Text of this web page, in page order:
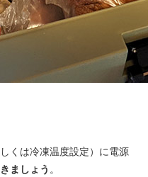
くは冷凍温度設定）に電源
ましょう 。